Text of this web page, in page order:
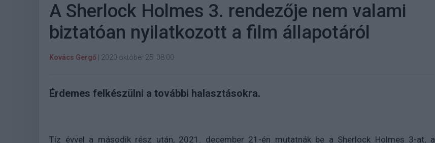
A Sherlock Holmes 3. rendezője nem valami
biztatóan nyilatkozott a film állapotáról
Kovács Gergő 2020 október 25. 08:00
Érdemes felkészülni a további halasztásokra.
Tíz évvel a második rész után, 2021. december 21-én mutatnák be a Sherlock Holmes 3-at, a